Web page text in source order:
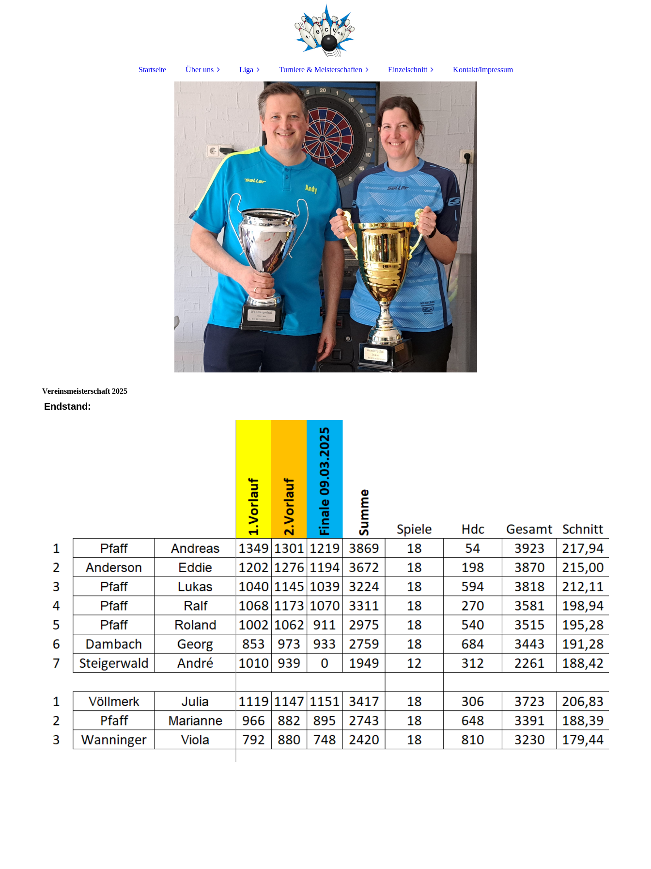
Startseite Über uns
Vorstand
Mitgliedschaft
Liga
2025/2026
2024/2025
2023/2024
2022/2023
2021/2022
Turniere & Meisterschaften
Vereinsmeisterschaft
BM Einzel
Sommerfestturnier
JT Rottendorf
Einzelschnitt
Training
Kontakt/Impressum
Vereinsmeisterschaft 2025
Endstand: